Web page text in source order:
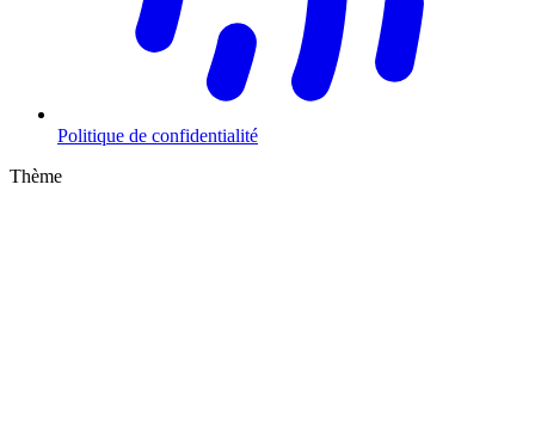
Politique de confidentialité
Thème